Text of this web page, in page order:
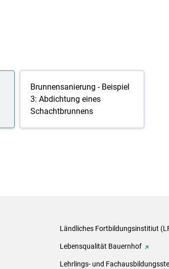
Brunnensanierung - Beispiel
3: Abdichtung eines
Schachtbrunnens
Ländliches Fortbildungsinstitiut
Lebensqualität Bauernhof
Lehrlings- und